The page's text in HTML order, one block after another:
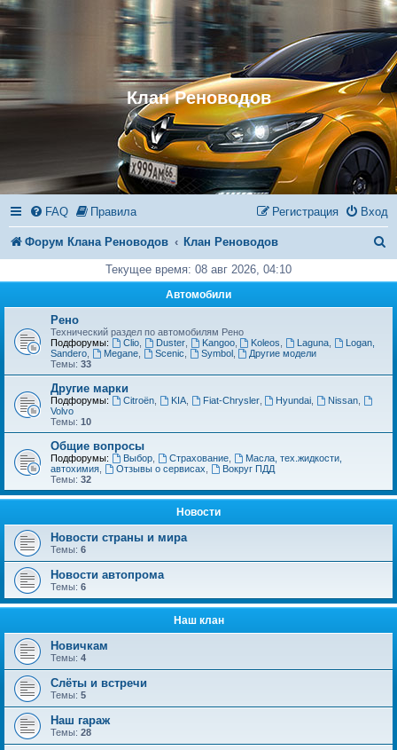
Клан Реноводов
FAQ Правила Вход
Регистрация
Форум Клана Реноводов Клан Реноводов
Текущее время: 08 авг 2026, 04:10
Автомобили
Рено
Технический раздел по автомобилям Рено
Подфорумы:
Clio, Duster, Kangoo, Koleos Laguna
Logan,
Sandero
Megane, Scenic Symbol,
Другие модели
Темы: 33
Другие марки
Подфорумы: Citroёn, KIA, Fiat-Chrysler, Hyundai Nissan
Volvo
Темы: 10
Общие вопросы
Подфорумы: Выбор, Страхование,
Масла, тех.жидкости,
автохимия
Отзывы о сервисах
Вокруг ПДД
Темы: 32
Новости
Новости страны и мира
Темы: 6
Новости автопрома
Темы: 6
Наш клан
Новичкам
Темы: 4
Слёты и встречи
Темы: 5
Наш гараж
Темы: 28